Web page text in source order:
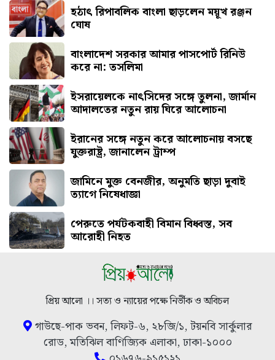
হঠাৎ রিপাবলিক বাংলা ছাড়লেন ময়ূখ রঞ্জন
ঘোষ
বাংলাদেশ সরকার আমার পাসপোর্ট রিনিউ
করে না: তসলিমা
ইসরায়েলকে নাৎসিদের সঙ্গে তুলনা, জার্মান
আদালতের নতুন রায় ঘিরে আলোচনা
ইরানের সঙ্গে নতুন করে আলোচনায় বসছে
যুক্তরাষ্ট্র, জানালেন ট্রাম্প
জামিনে মুক্ত বেনজীর, অনুমতি ছাড়া দুবাই
ত্যাগে নিষেধাজ্ঞা
পেরুতে পর্যটকবাহী বিমান বিধ্বস্ত, সব
আরোহী নিহত
প্রিয় আলো ।। সত্য ও ন্যায়ের পক্ষে নির্ভীক ও অবিচল
গাউছে-পাক ভবন, লিফট-৬, ২৮জি/১, টয়নবি সার্কুলার
রোড, মতিঝিল বাণিজ্যিক এলাকা, ঢাকা-১০০০